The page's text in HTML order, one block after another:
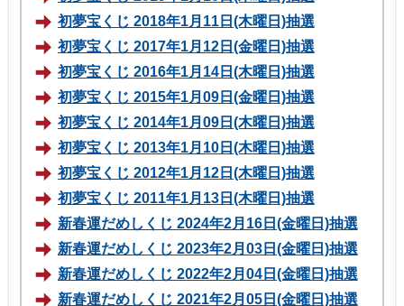
初夢宝くじ 2018年1月11日(木曜日)抽選
初夢宝くじ 2017年1月12日(金曜日)抽選
初夢宝くじ 2016年1月14日(木曜日)抽選
初夢宝くじ 2015年1月09日(金曜日)抽選
初夢宝くじ 2014年1月09日(木曜日)抽選
初夢宝くじ 2013年1月10日(木曜日)抽選
初夢宝くじ 2012年1月12日(木曜日)抽選
初夢宝くじ 2011年1月13日(木曜日)抽選
新春運だめしくじ 2024年2月16日(金曜日)抽選
新春運だめしくじ 2023年2月03日(金曜日)抽選
新春運だめしくじ 2022年2月04日(金曜日)抽選
新春運だめしくじ 2021年2月05日(金曜日)抽選